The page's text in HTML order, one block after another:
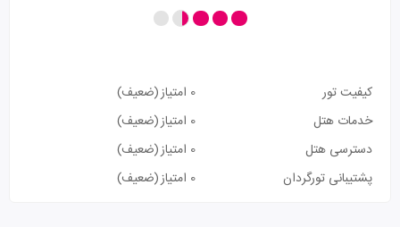
کیفیت تور 0 امتیاز
(ضعیف)
خدمات هتل
0 امتیاز
(ضعیف)
دسترسی هتل
0 امتیاز
(ضعیف)
پشتیبانی تورگردان
0 امتیاز (ضعیف)